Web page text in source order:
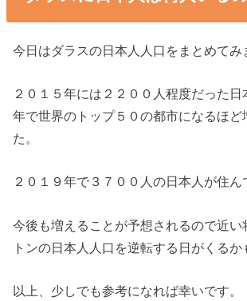
今日はダラスの日本人人口をまとめてみ
２０１５年には２２００人程度だった日
年で世界のトップ５０の都市になるほど
た。
２０１９年で３７００人の日本人が住ん
今後も増えることが予想されるので近い
トンの日本人人口を逆転する日がくるか
以上、少しでも参考になれば幸いです。